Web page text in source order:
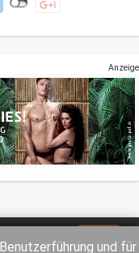
und für
Anzeige